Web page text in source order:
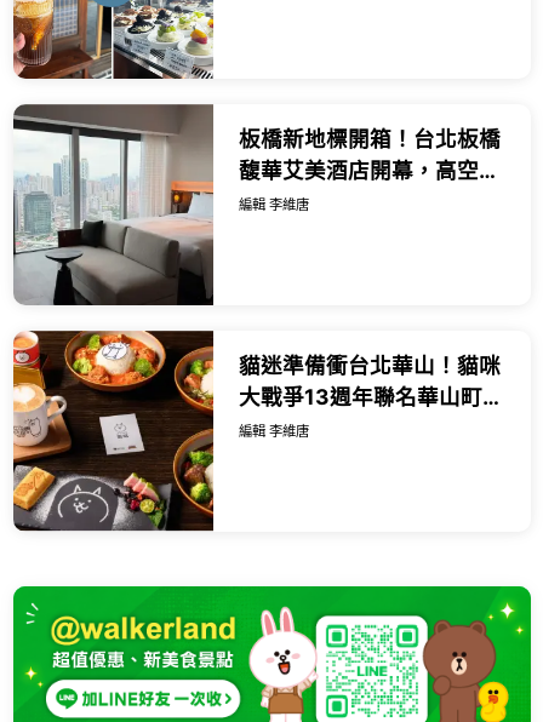
板橋新地標開箱！台北板橋
馥華艾美酒店開幕，高空泳
池與絕美酒吧亮點一次看。
編輯 李維唐
貓迷準備衝台北華山！貓咪
大戰爭13週年聯名華山町餐
酒館，限量貓罐頭蛋糕與造
編輯 李維唐